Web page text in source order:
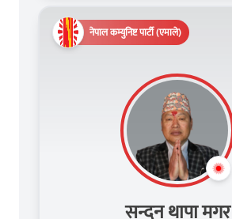
नेपाल कम्युनिष्ट पार्टी (एमाले)
सन्दन थापा मगर